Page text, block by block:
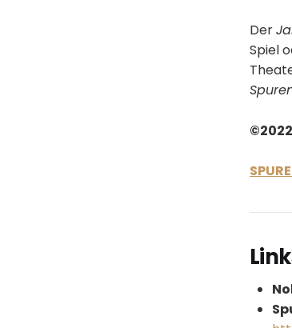
Der
Spiel
©2022